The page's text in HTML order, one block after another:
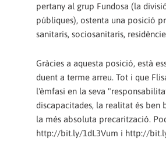
pertany al grup Fundosa (la
públiques), ostenta una posició
sanitaris, sociosanitaris,
Gràcies a aquesta posició, està
duent a terme arreu. Tot i que
l'èmfasi en la seva
discapacitades, la realitat és ben
la més absoluta precarització.
http://bit.ly/1dL3Vum i http://